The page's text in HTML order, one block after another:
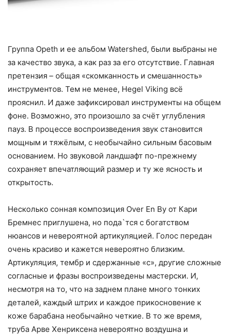
Группа Opeth и ее альбом Watershed, были выбраны не
за качество звука, а как раз за его отсутствие. Главная
претензия – общая «скомканность и смешанность»
инструментов. Тем не менее, Hegel Viking всё
прояснил. И даже зафиксировал инструменты на общем
фоне. Возможно, это произошло за счёт углубления
пауз. В процессе воспроизведения звук становится
мощным и тяжёлым, с необычайно сильным басовым
основанием. Но звуковой ландшафт по-прежнему
сохраняет впечатляющий размер и ту же ясность и
открытость.
Несколько сонная композиция Over En By от Кари
Бремнес приглушена, но пода`тся с богатством
нюансов и невероятной артикуляцией. Голос передан
очень красиво и кажется невероятно близким.
Артикуляция, тембр и сдержанные «с», другие сложные
согласные и фразы воспроизведены мастерски. И,
несмотря на то, что на заднем плане много тонких
деталей, каждый штрих и каждое прикосновение к
коже барабана необычайно четкие. В то же время,
труба Арве Хенриксена невероятно воздушна и